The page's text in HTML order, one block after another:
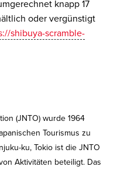
knapp 17
oder vergünstigt
shibuya-scramble-
(JNTO) wurde 1964
Tourismus zu
ku, Tokio ist die JNTO
Aktivitäten beteiligt. Das